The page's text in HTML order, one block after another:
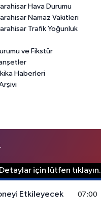
Hava Durumu
Namaz Vakitleri
Trafik Yoğunluk
ve Fikstür
Haberleri
için lütfen tıklayın.
Etkileyecek
07:00